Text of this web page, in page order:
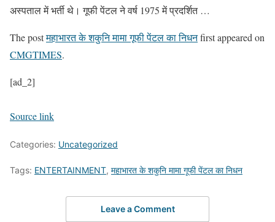
अस्पताल में भर्ती थे। गूफी पेंटल ने वर्ष 1975 में प्रदर्शित …
The postमहाभारत के शकुनि मामा गूफी पेंटल का निधनfirst appeared on
CMGTIMES.
[ad_2]
Source link
Categories: Uncategorized
Tags: ENTERTAINMENT, महाभारत के शकुनि मामा गूफी पेंटल का निधन
Leave a Comment